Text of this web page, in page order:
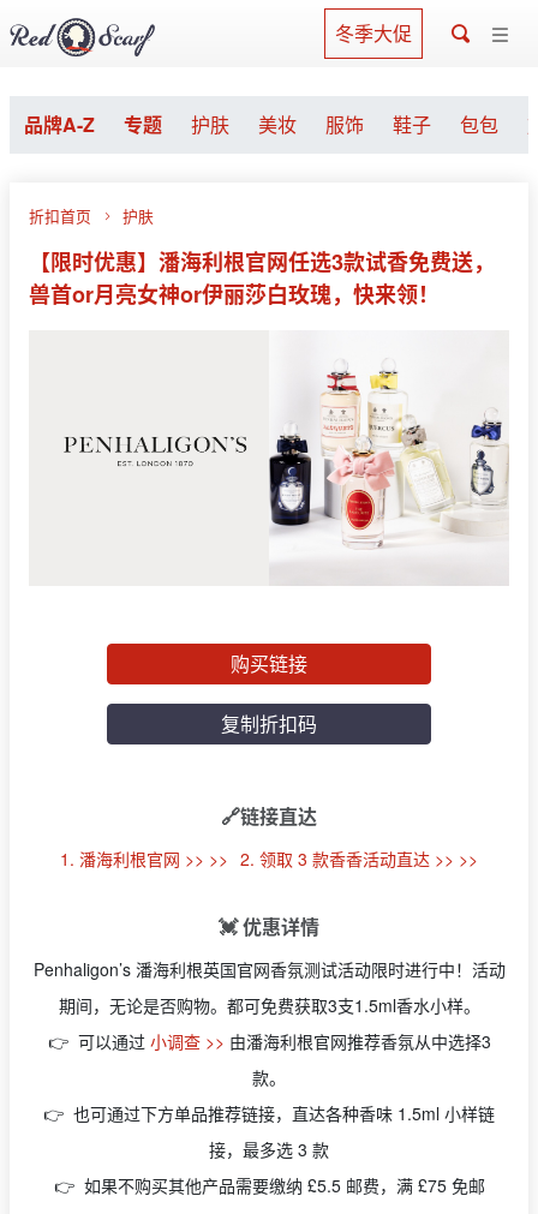
冬季大促
品牌A-Z 专题 护肤 美妆 服饰 鞋子 包包
折扣首页 护肤
【限时优惠】潘海利根官网任选3款试香免费送，
兽首or月亮女神or伊丽莎白玫瑰，快来领！
购买链接
复制折扣码
🔗链接直达
1. 潘海利根官网 >> >> 2. 领取 3 款香香活动直达 >> >>
💓 优惠详情
Penhaligon’s 潘海利根英国官网香氛测试活动限时进行中！活动
期间，无论是否购物。都可免费获取3支1.5ml香水小样。
👉 可以通过 小调查 >> 由潘海利根官网推荐香氛从中选择3
款。
👉 也可通过下方单品推荐链接，直达各种香味 1.5ml 小样链
接，最多选 3 款
👉 如果不购买其他产品需要缴纳 £5.5 邮费，满 £75 免邮